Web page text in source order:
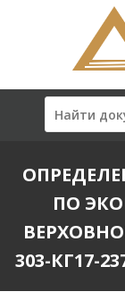
ПО
303-КГ17-